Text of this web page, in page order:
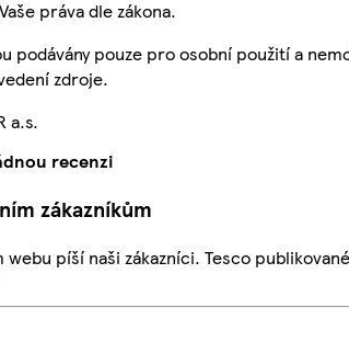
práva dle zákona.
podávány pouze pro osobní použití a
zdroje.
a.s.
recenzi
zákazníkům
webu píší naši zákazníci. Tesco